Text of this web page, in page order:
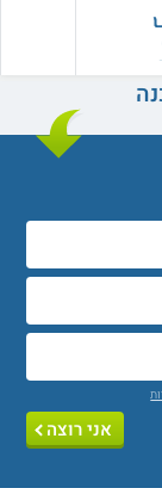
אני רוצה